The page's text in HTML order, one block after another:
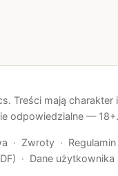
Treści mają charakter
odpowiedzialne — 18+.
· Zwroty · Regulamin
· Dane użytkownika